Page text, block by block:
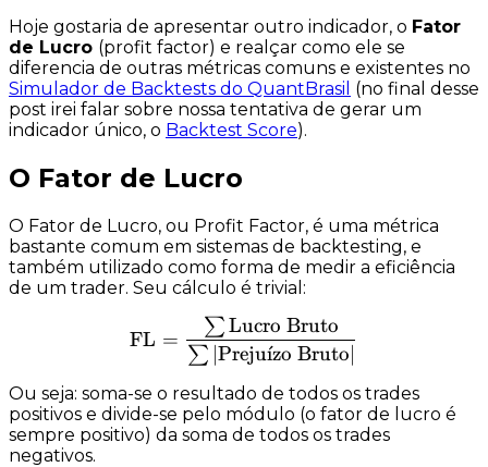
Hoje gostaria de apresentar outro indicador, o Fator
de Lucro (profit factor) e realçar como ele se
diferencia de outras métricas comuns e existentes no
Simulador de Backtests do QuantBrasil (no final desse
post irei falar sobre nossa tentativa de gerar um
indicador único, o Backtest Score).
O Fator de Lucro
O Fator de Lucro, ou Profit Factor, é uma métrica
bastante comum em sistemas de backtesting, e
também utilizado como forma de medir a eficiência
de um trader. Seu cálculo é trivial:
\text{FL} =
FL =
∑ Prejuı
ˊzo Bruto
∑Lucro Bruto
Ou seja: soma-se o resultado de todos os trades
positivos e divide-se pelo módulo (o fator de lucro é
sempre positivo) da soma de todos os trades
negativos.